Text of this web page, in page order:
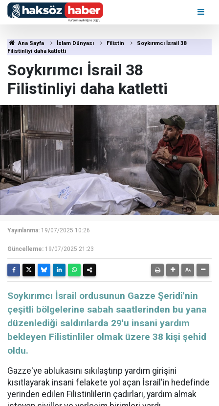
Ana Sayfa İslam Dünyası Filistin
Soykırımcı İsrail 38
Filistinliyi daha katletti
Soykırımcı İsrail 38
Filistinliyi daha katletti
Yayınlanma: 19/07/2025 10:26
Güncelleme: 19/07/2025 21:23
Soykırımcı İsrail ordusunun Gazze Şeridi'nin
çeşitli bölgelerine sabah saatlerinden bu yana
düzenlediği saldırılarda 29'u insani yardım
bekleyen Filistinliler olmak üzere 38 kişi şehid
oldu.
Gazze'ye ablukasını sıkılaştırıp yardım girişini
kısıtlayarak insani felakete yol açan İsrail'in hedefinde
yerinden edilen Filistinlilerin çadırları, yardım almak